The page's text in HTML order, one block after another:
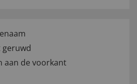
geruwd
aan de voorkant